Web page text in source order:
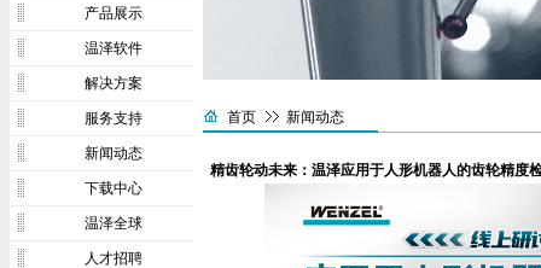
产品展示
温泽软件
解决方案
服务支持
新闻动态
下载中心
温泽全球
人才招聘
首页 新闻动态
精齿轮动未来：温泽应用于人形机器人的齿轮精度